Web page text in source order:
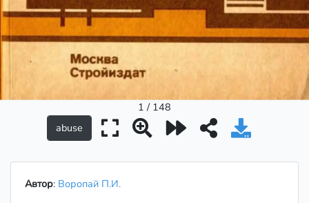
1 / 148
Автор: Воропай П.И.